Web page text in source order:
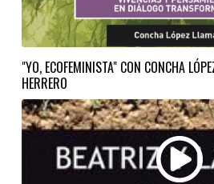
"YO, ECOFEMINISTA" CON CONCHA
HERRERO